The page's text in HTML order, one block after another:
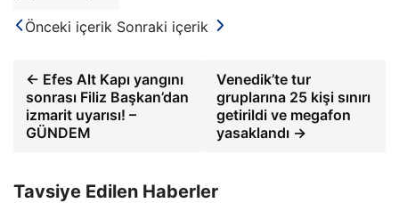
Önceki içerik Sonraki içerik
← Efes Alt Kapı yangını
sonrası Filiz Başkan’dan
izmarit uyarısı! –
GÜNDEM
Venedik’te tur
gruplarına 25 kişi sınırı
getirildi ve megafon
yasaklandı →
Tavsiye Edilen Haberler